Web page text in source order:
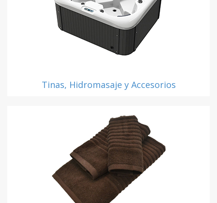
Tinas, Hidromasaje y Accesorios